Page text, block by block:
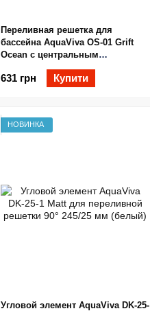
Переливная решетка для
бассейна AquaViva OS-01 Grift
Ocean с центральным
соединением 195x25 мм (белая)
631 грн Купити
НОВИНКА
Угловой элемент AquaViva DK-25-